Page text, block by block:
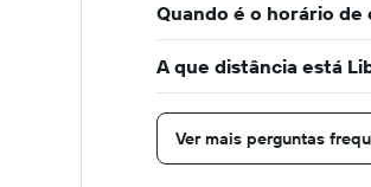
Quando é o horário
A que distância está
Ver mais perguntas